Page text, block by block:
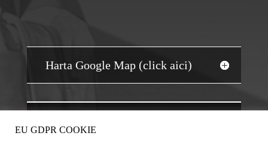
Harta Google Map (click aici)
EU GDPR COOKIE